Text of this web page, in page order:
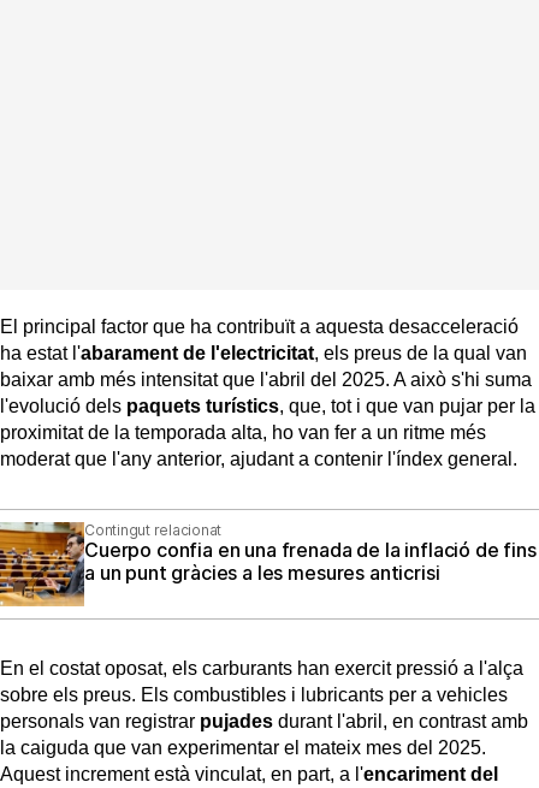
El principal factor que ha contribuït a aquesta desacceleració
ha estat l'abarament de l'electricitat, els preus de la qual van
baixar amb més intensitat que l'abril del 2025. A això s'hi suma
l'evolució dels paquets turístics, que, tot i que van pujar per la
proximitat de la temporada alta, ho van fer a un ritme més
moderat que l'any anterior, ajudant a contenir l'índex general.
Contingut relacionat
Cuerpo confia en una frenada de la inflació de fins
a un punt gràcies a les mesures anticrisi
En el costat oposat, els carburants han exercit pressió a l'alça
sobre els preus. Els combustibles i lubricants per a vehicles
personals van registrar pujades durant l'abril, en contrast amb
la caiguda que van experimentar el mateix mes del 2025.
Aquest increment està vinculat, en part, a l'encariment del